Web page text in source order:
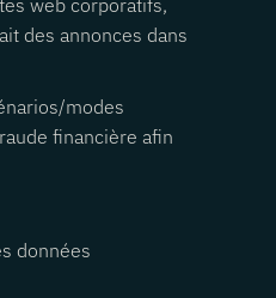
web corporatifs,
des annonces dans
modes
financière afin
données